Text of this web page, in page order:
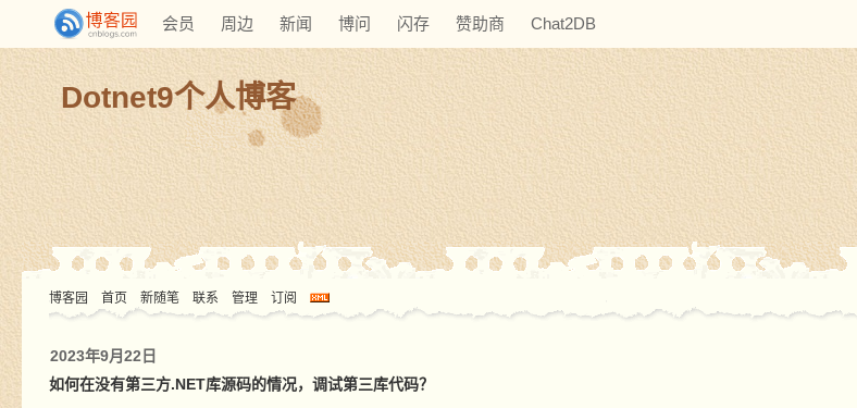
会员 周边 新闻 博问 闪存 赞助商 Chat2DB
Dotnet9个人博客
博客园 首页 新随笔 联系 管理 订阅
2023年9月22日
如何在没有第三方.NET库源码的情况，调试第三库代码？